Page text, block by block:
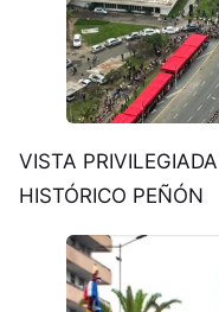
VISTA
HISTÓRICO PEÑÓN